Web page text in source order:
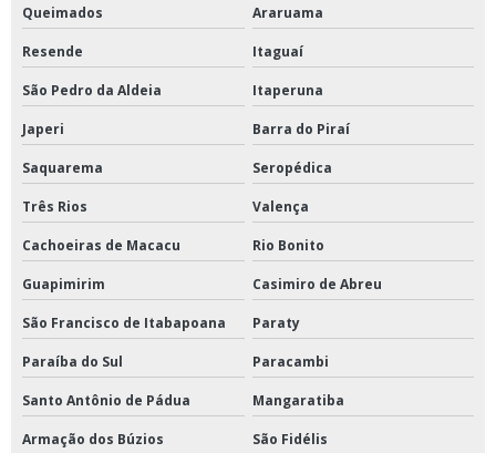
Queimados Araruama
Resende Itaguaí
São Pedro da Aldeia Itaperuna
Japeri Barra do Piraí
Saquarema Seropédica
Três Rios Valença
Cachoeiras de Macacu Rio Bonito
Guapimirim Casimiro de Abreu
São Francisco de Itabapoana Paraty
Paraíba do Sul Paracambi
Santo Antônio de Pádua Mangaratiba
Armação dos Búzios São Fidélis